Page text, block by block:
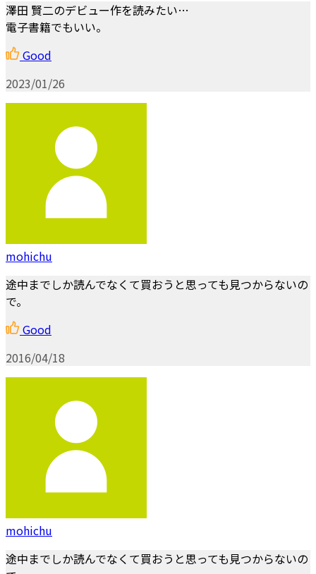
澤田 賢二のデビュー作を読みたい…
電子書籍でもいい。
Good
2023/01/26
mohichu
途中までしか読んでなくて買おうと思っても見つからないの
で。
Good
2016/04/18
mohichu
途中までしか読んでなくて買おうと思っても見つからないの